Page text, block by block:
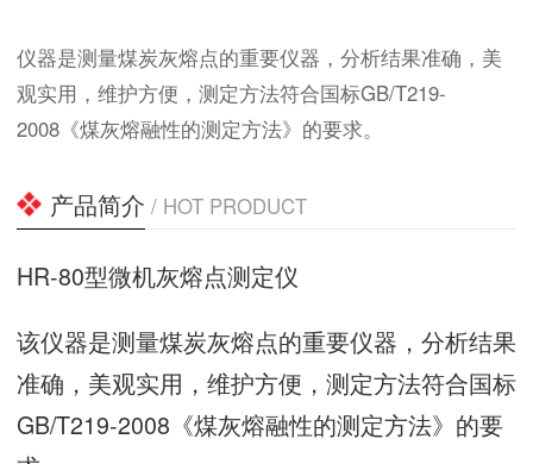
仪器是测量煤炭灰熔点的重要仪器，分析结果准确，美
观实用，维护方便，测定方法符合国标GB/T219-
2008《煤灰熔融性的测定方法》的要求。
产品简介 / HOT PRODUCT
HR-80型微机灰熔点测定仪
该仪器是测量煤炭灰熔点的重要仪器，分析结果
准确，美观实用，维护方便，测定方法符合国标
GB/T219-2008《煤灰熔融性的测定方法》的要